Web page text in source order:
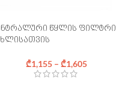
წყლის ფილტრი
₾1,155 – ₾1,605